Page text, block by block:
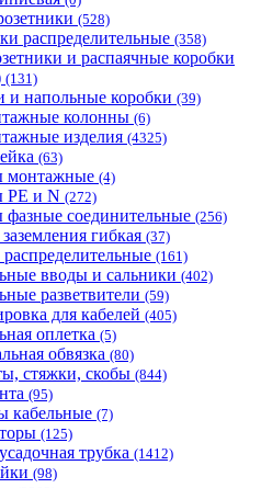
(528)
распределительные (358)
и распаячные коробки
(131)
и напольные коробки (39)
колонны (6)
изделия (4325)
(63)
(4)
и N (272)
соединительные (256)
гибкая (37)
(161)
вводы и сальники (402)
разветвители (59)
для кабелей (405)
оплетка (5)
обвязка (80)
стяжки, скобы (844)
(95)
кабельные (7)
(125)
трубка (1412)
(98)